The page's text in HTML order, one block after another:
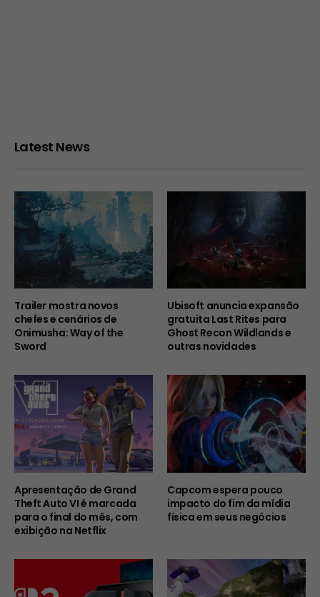
Latest News
Trailer mostra novos
chefes e cenários de
Onimusha: Way of the
Sword
Ubisoft anuncia expansão
gratuita Last Rites para
Ghost Recon Wildlands e
outras novidades
Apresentação de Grand
Theft Auto VI é marcada
para o final do mês, com
exibição na Netflix
Capcom espera pouco
impacto do fim da mídia
física em seus negócios